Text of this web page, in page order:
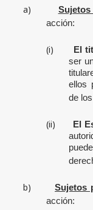
a)
acción:
(i) El
ser
ellos
de
(ii) El
b) Sujetos
acción: